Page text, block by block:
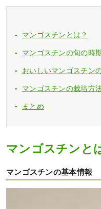
マンゴスチンとは？
マンゴスチンの旬の時
おいしいマンゴスチン
マンゴスチンの栽培方
まとめ
マンゴスチンと
マンゴスチンの基本情報